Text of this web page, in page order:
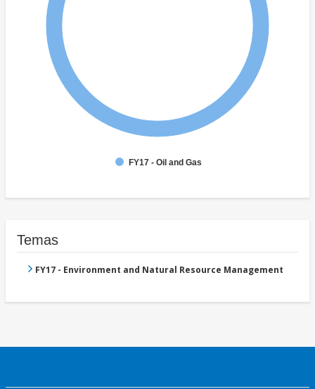
FY17 - Oil and Gas
Temas
FY17 - Environment and Natural Resource Management